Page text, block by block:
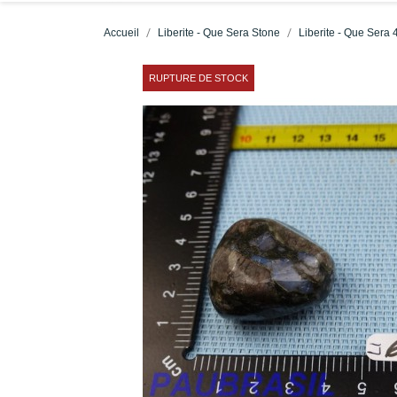
Accueil Liberite - Que Sera Stone Liberite - Que Sera
RUPTURE DE STOCK